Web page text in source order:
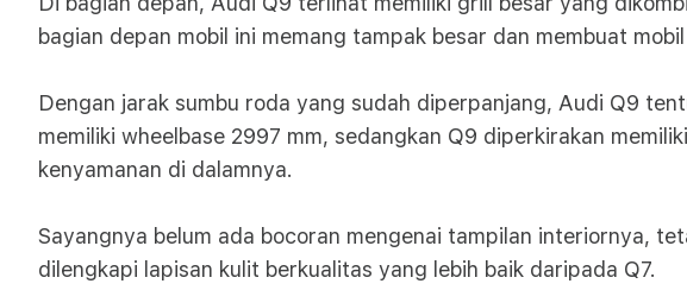
bagian depan mobil ini memang tampak besar dan membuat
Dengan jarak sumbu roda yang sudah diperpanjang, Audi Q9
memiliki wheelbase 2997 mm, sedangkan Q9 diperkirakan
kenyamanan di dalamnya.
Sayangnya belum ada bocoran mengenai tampilan interiornya,
dilengkapi lapisan kulit berkualitas yang lebih baik daripada Q7.